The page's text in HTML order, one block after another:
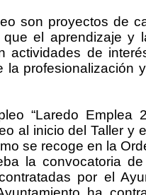
son proyectos de
el aprendizaje y
actividades de
la profesionalización
“Laredo Emplea
al inicio del Taller y
se recoge en la
la convocatoria
por el